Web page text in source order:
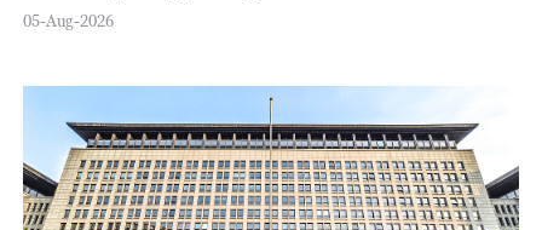
05-Aug-2026